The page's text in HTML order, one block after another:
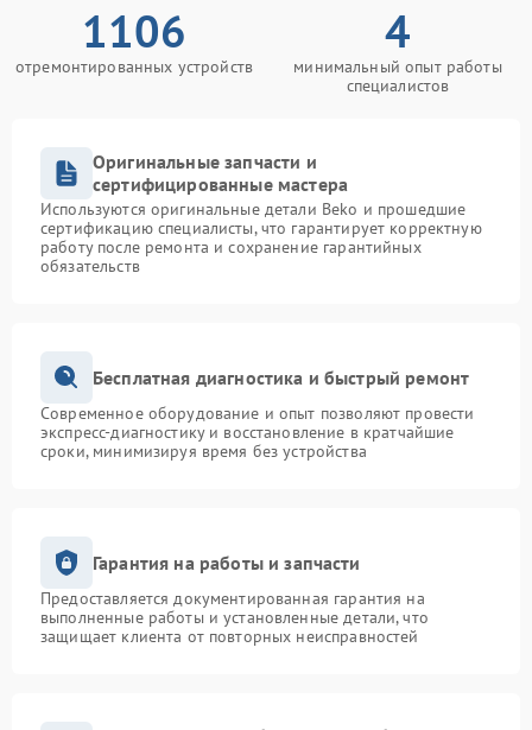
1106
отремонтированных устройств
4
минимальный опыт работы
специалистов
Оригинальные запчасти и
сертифицированные мастера
Используются оригинальные детали Beko и прошедшие
сертификацию специалисты, что гарантирует корректную
работу после ремонта и сохранение гарантийных
обязательств
Бесплатная диагностика и быстрый ремонт
Современное оборудование и опыт позволяют провести
экспресс-диагностику и восстановление в кратчайшие
сроки, минимизируя время без устройства
Гарантия на работы и запчасти
Предоставляется документированная гарантия на
выполненные работы и установленные детали, что
защищает клиента от повторных неисправностей